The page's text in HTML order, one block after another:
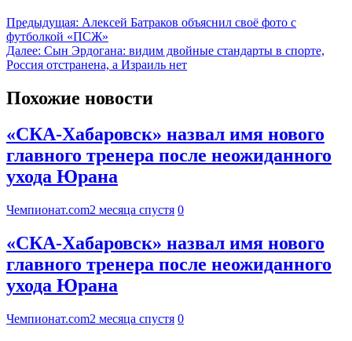
Предыдущая: Алексей Батраков объяснил своё фото с
футболкой «ПСЖ»
Далее: Сын Эрдогана: видим двойные стандарты в спорте,
Россия отстранена, а Израиль нет
Похожие новости
«СКА-Хабаровск» назвал имя нового
главного тренера после неожиданного
ухода Юрана
Чемпионат.com2 месяца спустя 0
«СКА-Хабаровск» назвал имя нового
главного тренера после неожиданного
ухода Юрана
Чемпионат.com2 месяца спустя 0